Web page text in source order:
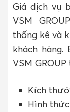
Giá dịch vụ
VSM
thống kê và
khách
VSM
Kích
Hình